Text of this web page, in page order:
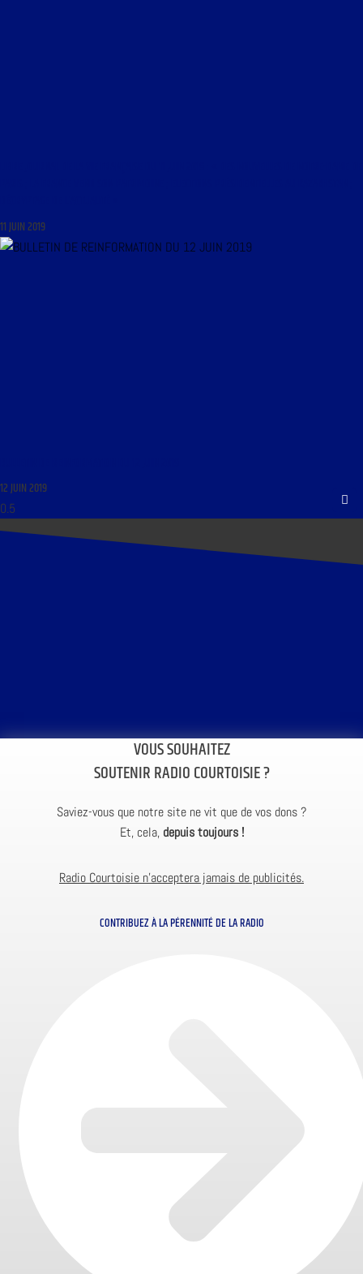
11 JUIN 2019
12 JUIN 2019
VOUS SOUHAITEZ
SOUTENIR RADIO COURTOISIE ?
Saviez-vous que notre site ne vit que de vos dons ?
Et, cela, depuis toujours !
Radio Courtoisie n’acceptera jamais de publicités.
CONTRIBUEZ À LA PÉRENNITÉ DE LA RADIO